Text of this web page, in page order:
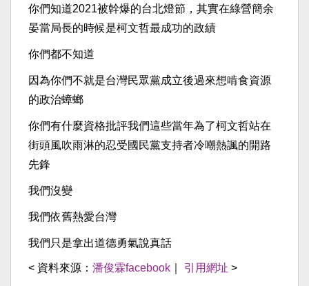
你們知道2021被幹爆的台北燈節，其實在綠營簡余
晏當局長的時候是柯文哲最成功的政績
你們都不知道
因為你們不就是台灣民眾黨成立後過來想啃食資源
的政治蟑螂
你們有什麼資格批評我們這些當年為了柯文哲站在
街頭風吹雨淋的忍受國民黨支持者冷嘲熱諷的開路
先鋒
我們沒變
我們依舊熱愛台灣
我們只是拿出道德勇氣說真話
< 資料來源： 潘俊霖facebook 引用網址 >